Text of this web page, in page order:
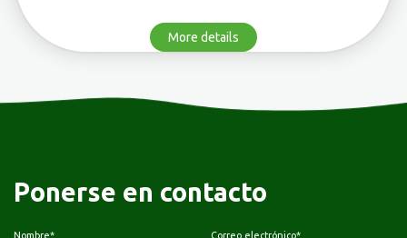
More details
Ponerse en contacto